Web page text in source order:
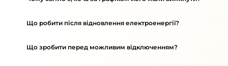
Що робити після відновлення електроенергії?
Що зробити перед можливим відключенням?